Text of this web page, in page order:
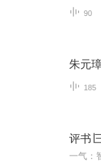
90
朱元
185
评书∣